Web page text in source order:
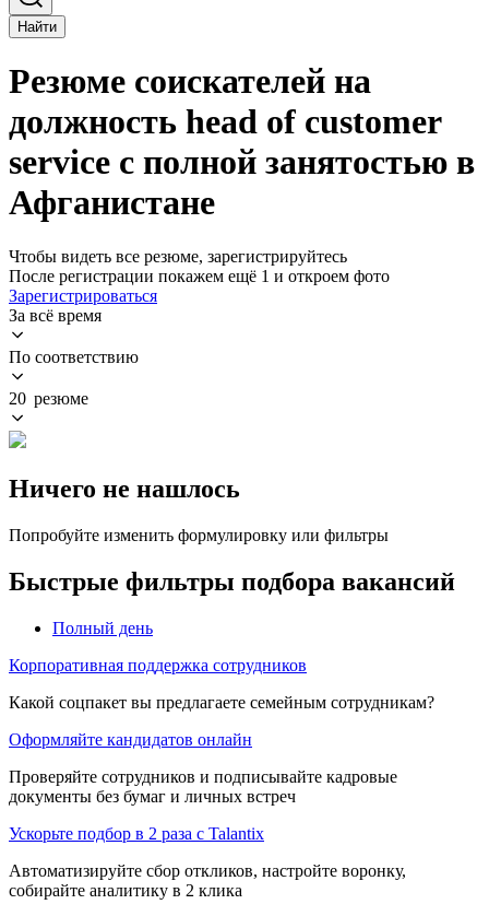
Найти
Резюме соискателей на
должность head of customer
service с полной занятостью в
Афганистане
Чтобы видеть все резюме, зарегистрируйтесь
После регистрации покажем ещё 1 и откроем фото
Зарегистрироваться
За всё время
По соответствию
20 резюме
Ничего не нашлось
Попробуйте изменить формулировку или фильтры
Быстрые фильтры подбора вакансий
Полный день
Корпоративная поддержка сотрудников
Какой соцпакет вы предлагаете семейным сотрудникам?
Оформляйте кандидатов онлайн
Проверяйте сотрудников и подписывайте кадровые
документы без бумаг и личных встреч
Ускорьте подбор в 2 раза с Talantix
Автоматизируйте сбор откликов, настройте воронку,
собирайте аналитику в 2 клика